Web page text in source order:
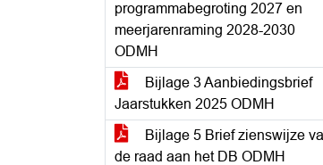
programmabegroting 2027 en
meerjarenraming 2028-2030
ODMH
Bijlage 3 Aanbiedingsbrief
Jaarstukken 2025 ODMH
Bijlage 5 Brief zienswijze
de raad aan het DB ODMH